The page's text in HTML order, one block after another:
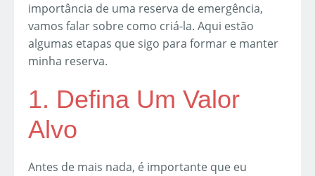
importância de uma reserva de emergência,
vamos falar sobre como criá-la. Aqui estão
algumas etapas que sigo para formar e manter
minha reserva.
1. Defina Um Valor
Alvo
Antes de mais nada, é importante que eu